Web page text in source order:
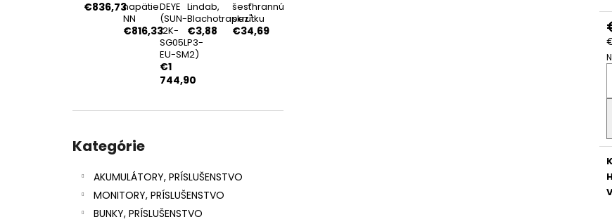
€836,73napätie
NN
€816,33
DEYE
(SUN-
12K-
SG05LP3-
EU-SM2)
€1
744,90
Lindab,
Blachotrapez"
€3,88
šesťhrannú
skrutku
€34,69
kategórie
Kategórie
AKUMULÁTORY, PRÍSLUŠENSTVO
MONITORY, PRÍSLUŠENSTVO
BUNKY, PRÍSLUŠENSTVO